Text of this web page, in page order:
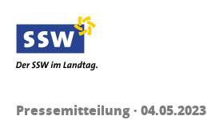
Pressemitteilung · 04.05.2023